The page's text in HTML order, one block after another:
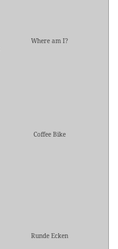
Where am I?
Coffee Bike
Runde Ecken